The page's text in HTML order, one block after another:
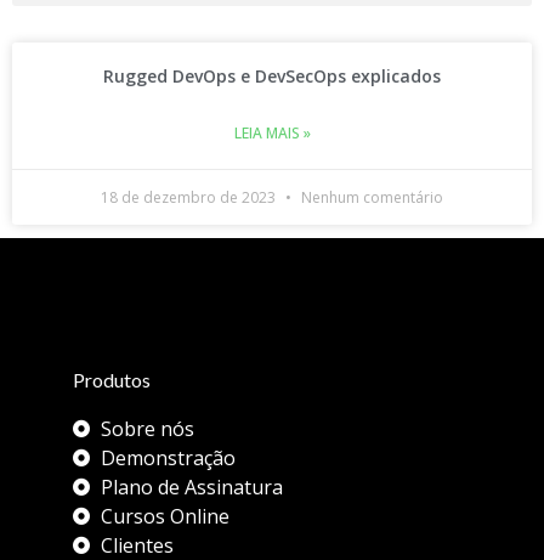
Rugged DevOps e DevSecOps explicados
LEIA MAIS »
18 de dezembro de 2023 Nenhum comentário
Produtos
Sobre nós
Demonstração
Plano de Assinatura
Cursos Online
Clientes